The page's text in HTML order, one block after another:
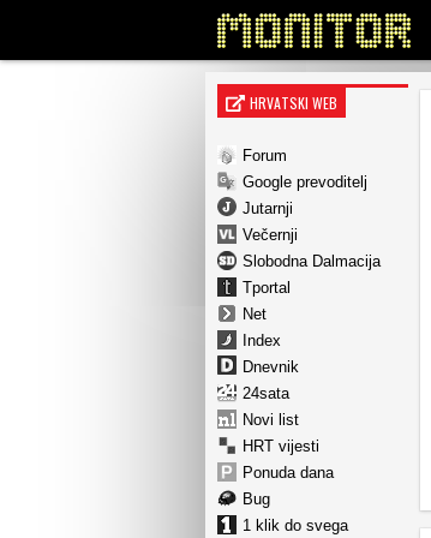
HRVATSKI WEB
Forum
Google prevoditelj
Jutarnji
Večernji
Slobodna Dalmacija
Tportal
Net
Index
Dnevnik
24sata
Novi list
HRT vijesti
Ponuda dana
Bug
1 klik do svega